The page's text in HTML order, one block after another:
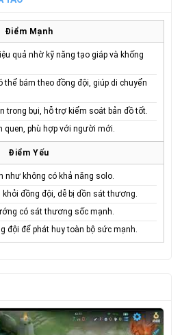
Điểm Mạnh
quả nhờ kỹ năng tạo giáp và khống
thể bám theo đồng đội, giúp di chuyển
trong bụi, hỗ trợ kiểm soát bản đồ tốt.
quen, phù hợp với người mới.
Điểm Yếu
như không có khả năng solo.
đồng đội, dễ bị dồn sát thương.
có sát thương sốc mạnh.
đội để phát huy toàn bộ sức mạnh.